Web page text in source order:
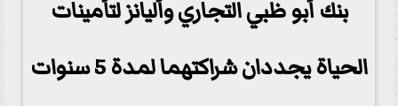
بنك أبو ظبي التجاري وأليانز لتأمينات
الحياة يجددان شراكتهما لمدة 5 سنوات